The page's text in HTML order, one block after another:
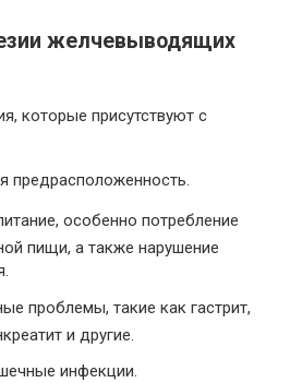
желчевыводящих
которые присутствуют с
предрасположенность.
особенно потребление
пищи, а также нарушение
проблемы, такие как гастрит,
и другие.
инфекции.